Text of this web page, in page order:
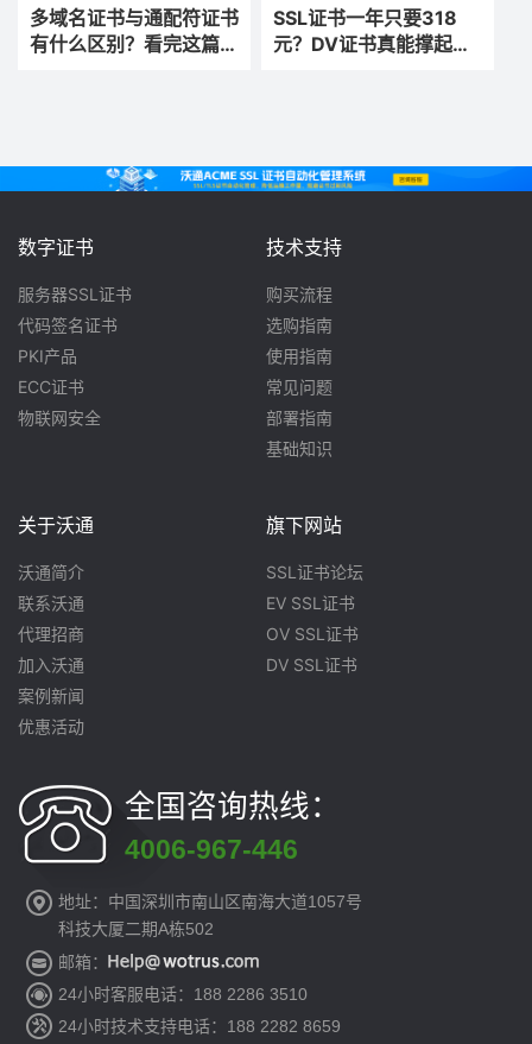
多域名证书与通配符证书
有什么区别？看完这篇你
SSL证书一年只要318
元？DV证书真能撑起企
数字证书
服务器SSL证书
代码签名证书
PKI产品
ECC证书
物联网安全
技术支持
购买流程
选购指南
使用指南
常见问题
部署指南
基础知识
关于沃通
沃通简介
联系沃通
代理招商
加入沃通
案例新闻
优惠活动
旗下网站
SSL证书论坛
EV SSL证书
OV SSL证书
DV SSL证书
全国咨询热线：
4006-967-446
地址：中国深圳市南山区南海大道1057号
科技大厦二期A栋502
邮箱：
24小时客服电话：188 2286 3510
24小时技术支持电话：188 2282 8659